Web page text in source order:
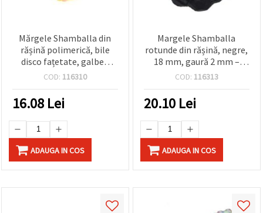
Mărgele Shamballa din
rășină polimerică, bile
disco fațetate, galben
strălucitor, 16 mm, gaură
COD: 116310
16.08 Lei
ADAUGA IN COS
Margele Shamballa
rotunde din rășină, negre,
18 mm, gaură 2 mm –
perfecte pentru bijuterii,
set de 4 bucăți
COD: 116313
20.10 Lei
ADAUGA IN COS